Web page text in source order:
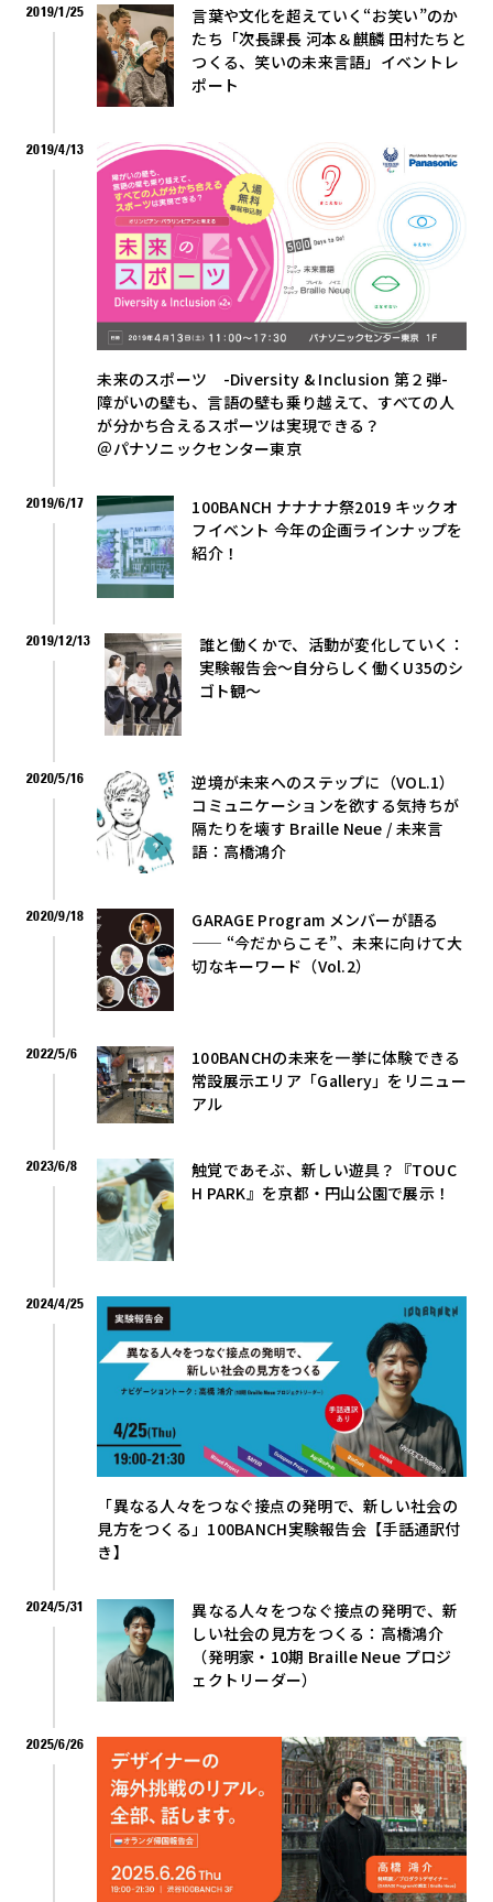
2019/1/25
言葉や文化を超えていく“お笑い”のか
たち――「次長課長 河本＆麒麟 田村たちと
つくる、笑いの未来言語」イベントレ
ポート
2019/4/13
未来のスポーツ -Diversity & Inclusion 第２弾-
障がいの壁も、言語の壁も乗り越えて、すべての人
が分かち合えるスポーツは実現できる？
＠パナソニックセンター東京
2019/6/17
100BANCH ナナナナ祭2019 キックオ
フイベント 今年の企画ラインナップを
紹介！
2019/12/13
誰と働くかで、活動が変化していく：
実験報告会〜自分らしく働くU35のシ
ゴト観〜
2020/5/16
逆境が未来へのステップに（VOL.1）
コミュニケーションを欲する気持ちが
隔たりを壊す Braille Neue / 未来言
語：高橋鴻介
2020/9/18
GARAGE Program メンバーが語る
—— “今だからこそ”、未来に向けて大
切なキーワード（Vol.2）
2022/5/6
100BANCHの未来を一挙に体験できる
常設展示エリア「Gallery」をリニュー
アル
2023/6/8
触覚であそぶ、新しい遊具？『TOUC
H PARK』を京都・円山公園で展示！
2024/4/25
「異なる人々をつなぐ接点の発明で、新しい社会の
見方をつくる」100BANCH実験報告会【手話通訳付
き】
2024/5/31
異なる人々をつなぐ接点の発明で、新
しい社会の見方をつくる：高橋鴻介
（発明家・10期 Braille Neue プロジ
ェクトリーダー）
2025/6/26